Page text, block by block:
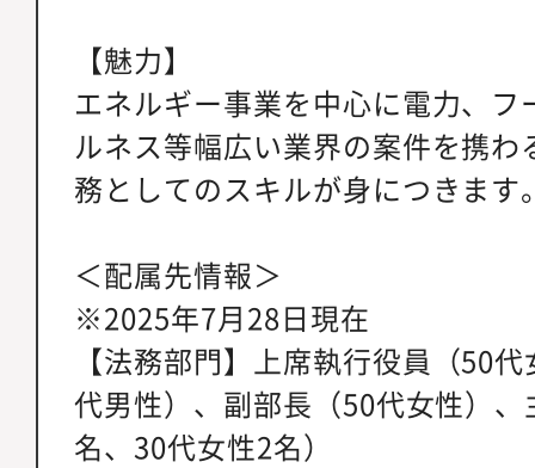
【魅力】
エネルギー事業を中心に電力、
ルネス等幅広い業界の案件を携
務としてのスキルが身につきます
＜配属先情報＞
※2025年7月28日現在
【法務部門】上席執行役員（50
代男性）、副部長（50代女性）
名、30代女性2名）